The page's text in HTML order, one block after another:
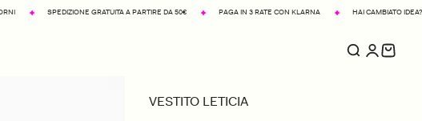
SPEDIZIONE GRATUITA A PARTIRE DA 50€ PAGA IN 3 RATE CON KLARNA HAI CAMBIATO IDEA? RESO
VESTITO LETICIA